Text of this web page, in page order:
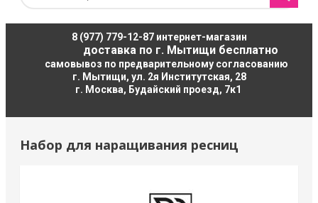
8 (977) 779-12-87интернет-магазин
доставка по г. Мытищи бесплатно
самовывоз по предварительному согласованию
г. Мытищи, ул. 2я Институтская, 28
г. Москва, Будайский проезд, 7к1
Набор для наращивания ресниц